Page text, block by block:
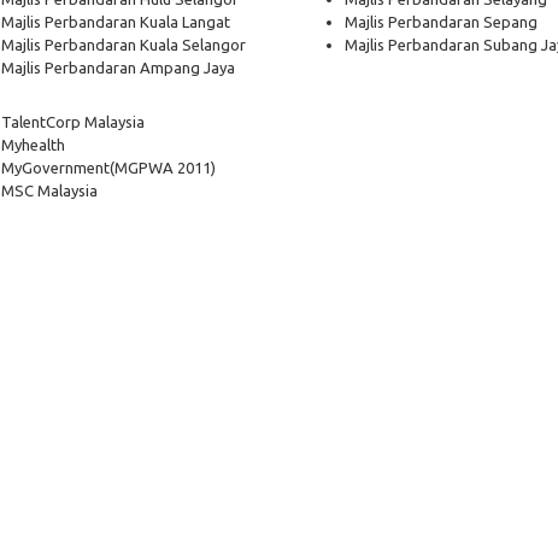
Majlis Perbandaran Kuala Langat
Majlis Perbandaran Kuala Selangor
Majlis Perbandaran Ampang Jaya
Majlis Perbandaran Sepang
Majlis Perbandaran Subang
TalentCorp Malaysia
Myhealth
MyGovernment(MGPWA 2011)
MSC Malaysia